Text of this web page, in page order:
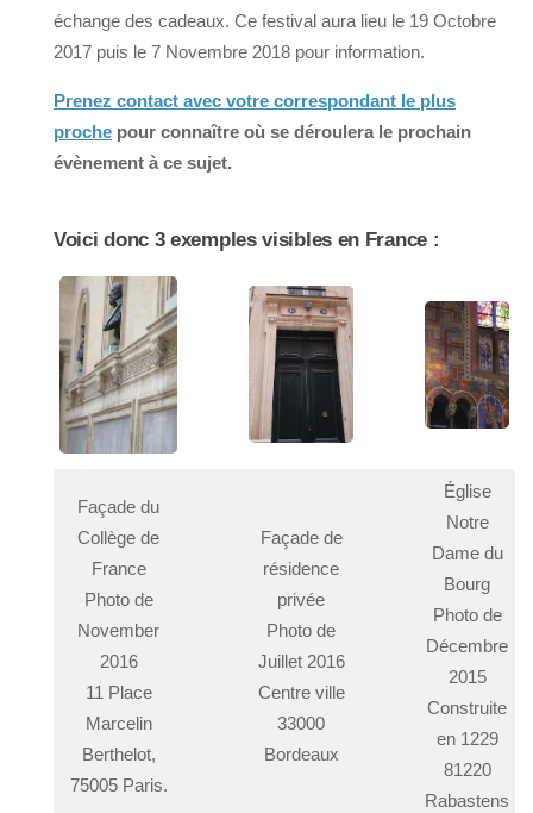
échange des cadeaux. Ce festival aura lieu le 19 Octobre
2017 puis le 7 Novembre 2018 pour information.
Prenez contact avec votre correspondant le plus
proche pour connaître où se déroulera le prochain
évènement à ce sujet.
Voici donc 3 exemples visibles en France :
Façade du
Collège de
France
Photo de
November
2016
11 Place
Marcelin
Berthelot,
75005 Paris.
Façade de
résidence
privée
Photo de
Juillet 2016
Centre ville
33000
Bordeaux
Église
Notre
Dame du
Bourg
Photo de
Décembre
2015
Construite
en 1229
81220
Rabastens